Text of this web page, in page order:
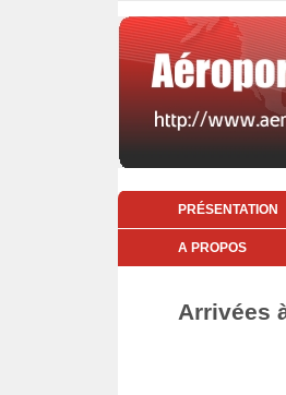
PRÉSENTATION
A PROPOS
Arrivées